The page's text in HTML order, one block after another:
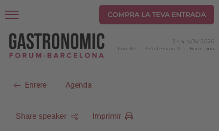
COMPRA LA TEVA ENTRADA
2 - 4 NOV 2026
Pavelló 1 | Recinte Gran Via - Barcelona
Enrere | Agenda
Share speaker Imprimir